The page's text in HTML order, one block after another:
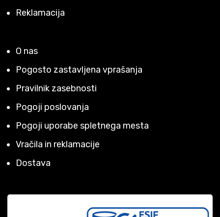
Reklamacija
O nas
Pogosto zastavljena vprašanja
Pravilnik zasebnosti
Pogoji poslovanja
Pogoji uporabe spletnega mesta
Vračila in reklamacije
Dostava